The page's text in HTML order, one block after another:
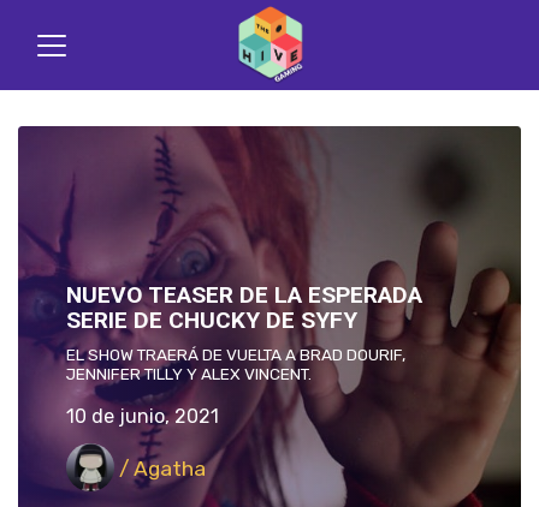
NUEVO TEASER DE LA ESPERADA
SERIE DE CHUCKY DE SYFY
EL SHOW TRAERÁ DE VUELTA A BRAD DOURIF,
JENNIFER TILLY Y ALEX VINCENT.
10 de junio, 2021
/ Agatha